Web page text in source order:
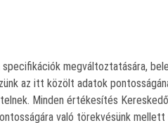
megváltoztatására,
az itt közölt adatok
Minden értékesítés
való törekvésünk